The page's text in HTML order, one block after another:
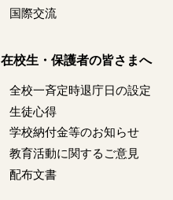
国際交流
在校生・保護者の皆さまへ
全校一斉定時退庁日の設定
生徒心得
学校納付金等のお知らせ
教育活動に関するご意見
配布文書